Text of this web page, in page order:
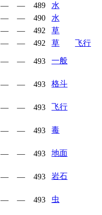
— — 489
水
— — 490
水
— — 492
草
— — 492 草
飞行
— — 493 一般
— — 493 格斗
— — 493 飞行
— — 493 毒
— — 493 地面
— — 493 岩石
— — 493 虫